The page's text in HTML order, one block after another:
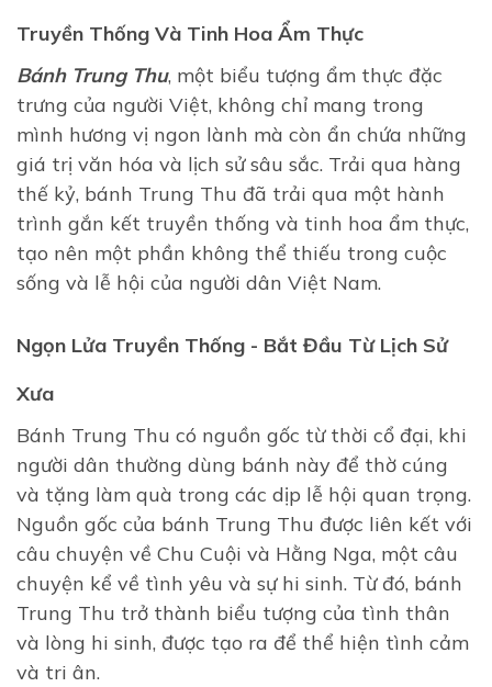
Truyền Thống Và Tinh Hoa Ẩm Thực
Bánh Trung Thu, một biểu tượng ẩm thực đặc
trưng của người Việt, không chỉ mang trong
mình hương vị ngon lành mà còn ẩn chứa những
giá trị văn hóa và lịch sử sâu sắc. Trải qua hàng
thế kỷ, bánh Trung Thu đã trải qua một hành
trình gắn kết truyền thống và tinh hoa ẩm thực,
tạo nên một phần không thể thiếu trong cuộc
sống và lễ hội của người dân Việt Nam.
Ngọn Lửa Truyền Thống - Bắt Đầu Từ Lịch Sử
Xưa
Bánh Trung Thu có nguồn gốc từ thời cổ đại, khi
người dân thường dùng bánh này để thờ cúng
và tặng làm quà trong các dịp lễ hội quan trọng.
Nguồn gốc của bánh Trung Thu được liên kết với
câu chuyện về Chu Cuội và Hằng Nga, một câu
chuyện kể về tình yêu và sự hi sinh. Từ đó, bánh
Trung Thu trở thành biểu tượng của tình thân
và lòng hi sinh, được tạo ra để thể hiện tình cảm
và tri ân.